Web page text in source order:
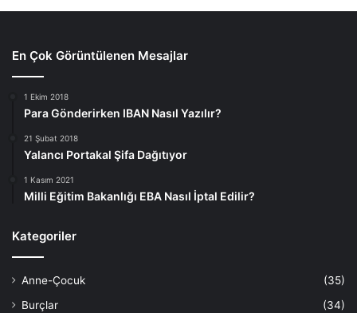
En Çok Görüntülenen Mesajlar
1 Ekim 2018
Para Gönderirken IBAN Nasıl Yazılır?
21 Şubat 2018
Yalancı Portakal Şifa Dağıtıyor
1 Kasım 2021
Milli Eğitim Bakanlığı EBA Nasıl İptal Edilir?
Kategoriler
Anne-Çocuk
(35)
Burçlar
(34)